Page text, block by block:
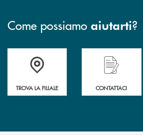
Come possiamo aiutarti?
Accedi all' elenco completo delle filiali .
TROVA LA FILIALE
Hai bisogno di
CONTATTACI